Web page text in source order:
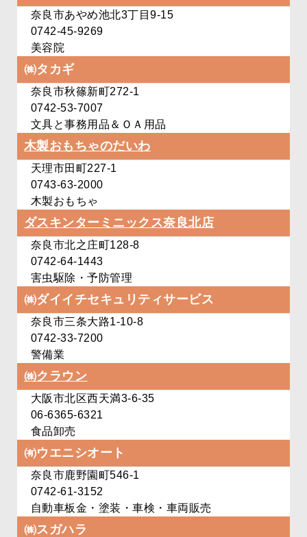
奈良市あやめ池北3丁目9-15
0742-45-9269
美容院
㈱タカギ
奈良市秋篠新町272-1
0742-53-7007
文具と事務用品＆ＯＡ用品
木製おもちゃのだいわ
天理市田町227-1
0743-63-2000
木製おもちゃ
ダスキンターミニックス奈良北店
奈良市北之庄町128-8
0742-64-1443
害虫駆除・予防管理
㈱ダイイチセキュリティサービス
奈良市三条大路1-10-8
0742-33-7200
警備業
㈱クラウン
大阪市北区西天満3-6‐35
06-6365-6321
食品卸売
㈲ウエニシオート
奈良市鹿野園町546-1
0742-61-3152
自動車板金・塗装・車検・車両販売
㈱スガハラ